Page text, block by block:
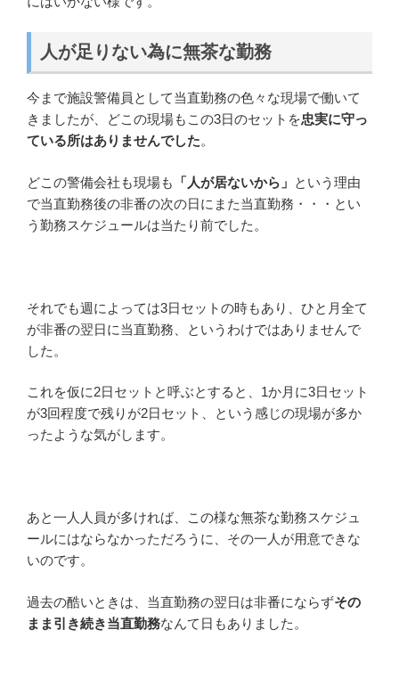
人が足りない為に無茶な勤務
今まで施設警備員として当直勤務の色々な現場で働いて
きましたが、どこの現場もこの3日のセットを忠実に守っ
ている所はありませんでした。
どこの警備会社も現場も 「人が居ないから」 という理由
で当直勤務後の非番の次の日にまた当直勤務・・・とい
う勤務スケジュールは当たり前でした。
それでも週によっては3日セットの時もあり、ひと月全て
が非番の翌日に当直勤務、というわけではありませんで
した。
これを仮に2日セットと呼ぶとすると、1か月に3日セット
が3回程度で残りが2日セット、という感じの現場が多か
ったような気がします。
あと一人人員が多ければ、この様な無茶な勤務スケジュ
ールにはならなかっただろうに、その一人が用意できな
いのです。
過去の酷いときは、当直勤務の翌日は非番にならずその
まま引き続き当直勤務なんて日もありました。